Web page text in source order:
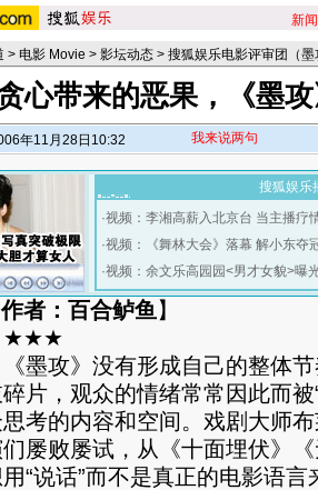
新闻
> 电影 Movie > 影坛动态 > 搜狐娱乐电影评审团（墨
心带来的恶果，《墨
年11月28日10:32 我来说两句
搜狐娱乐
·视频：李湘高薪入北京台 当主播疗
·视频：《舞林大会》落幕 解小东夺
·视频：余文乐高园园<男才女貌>曝
作者：百合鲈鱼 】
攻》没有形成自己的整体节
片，观众的情绪常常因此而
考的内容和空间。戏剧大师
屡败屡试，从《十面埋伏》
“说话”而不是真正的电影语言